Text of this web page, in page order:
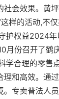
社会效果。黄
样的活动,不
护权益2024
月份召开了鹤
学合理的零售
理和高效。通
。专卖普法人